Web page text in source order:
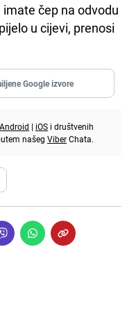
čep na odvodu
u cijevi, prenosi
Google izvore
Android | iOS i društvenih
našeg ViberChata.